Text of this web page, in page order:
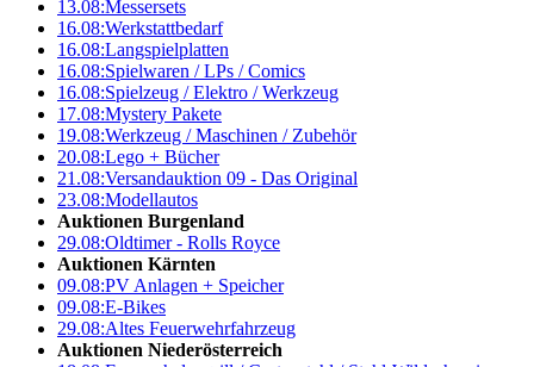
13.08:Messersets
16.08:Werkstattbedarf
16.08:Langspielplatten
16.08:Spielwaren / LPs / Comics
16.08:Spielzeug / Elektro / Werkzeug
17.08:Mystery Pakete
19.08:Werkzeug / Maschinen / Zubehör
20.08:Lego + Bücher
21.08:Versandauktion 09 - Das Original
23.08:Modellautos
Auktionen Burgenland
29.08:Oldtimer - Rolls Royce
Auktionen Kärnten
09.08:PV Anlagen + Speicher
09.08:E-Bikes
29.08:Altes Feuerwehrfahrzeug
Auktionen Niederösterreich